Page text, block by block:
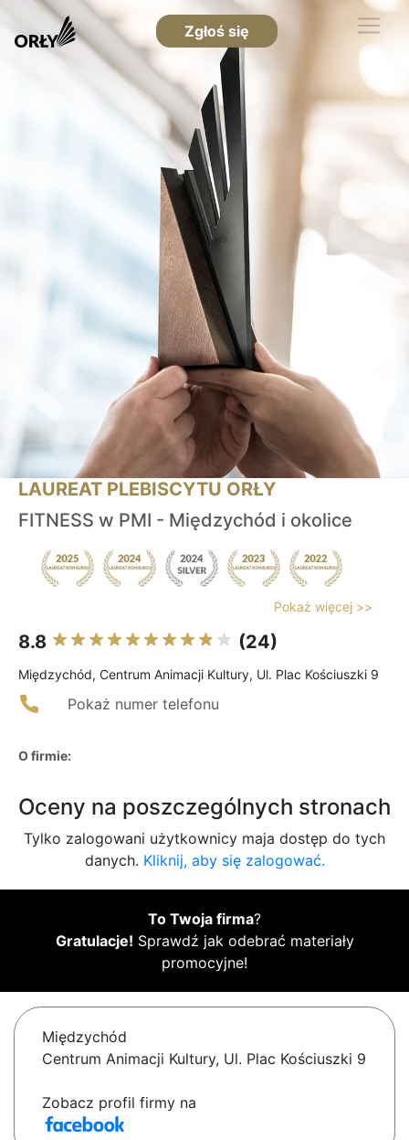
Zgłoś się
LAUREAT PLEBISCYTU ORŁY
FITNESS w PMI - Międzychód i okolice
Pokaż więcej >>
8.8 (24)
Międzychód, Centrum Animacji Kultury, Ul. Plac Kościuszki 9
Pokaż numer telefonu
O firmie:
Oceny na poszczególnych stronach
Tylko zalogowani użytkownicy maja dostęp do tych
danych. Kliknij, aby się zalogować.
To Twoja firma?
Gratulacje! Sprawdź jak odebrać materiały
promocyjne!
Międzychód
Centrum Animacji Kultury, Ul. Plac Kościuszki 9
Zobacz profil firmy na